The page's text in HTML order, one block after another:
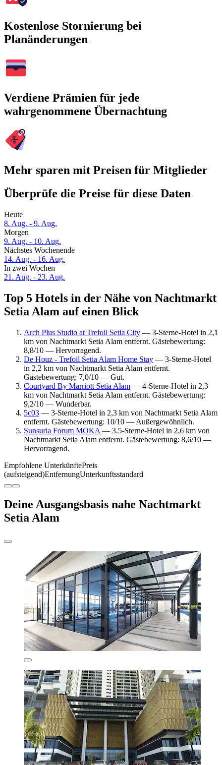
Kostenlose Stornierung bei
Planänderungen
Verdiene Prämien für jede
wahrgenommene Übernachtung
Mehr sparen mit Preisen für Mitglieder
Überprüfe die Preise für diese Daten
Heute
8. Aug. - 9. Aug.
Morgen
9. Aug. - 10. Aug.
Nächstes Wochenende
14. Aug. - 16. Aug.
In zwei Wochen
21. Aug. - 23. Aug.
Top 5 Hotels in der Nähe von Nachtmarkt
Setia Alam auf einen Blick
Arch Plus Studio at Trefoil Setia City — 3-Sterne-Hotel in 2,1
km von Nachtmarkt Setia Alam entfernt. Gästebewertung:
8,8/10 — Hervorragend.
De Houz - Trefoil Setia Alam Home Stay — 3-Sterne-Hotel
in 2,2 km von Nachtmarkt Setia Alam entfernt.
Gästebewertung: 7,0/10 — Gut.
Courtyard By Marriott Setia Alam — 4-Sterne-Hotel in 2,3
km von Nachtmarkt Setia Alam entfernt. Gästebewertung:
9,2/10 — Wunderbar.
5c03 — 3-Sterne-Hotel in 2,3 km von Nachtmarkt Setia Alam
entfernt. Gästebewertung: 10/10 — Außergewöhnlich.
Sunsuria Forum MOKA — 3.5-Sterne-Hotel in 2,6 km von
Nachtmarkt Setia Alam entfernt. Gästebewertung: 8,6/10 —
Hervorragend.
Empfohlene UnterkünftePreis
(aufsteigend)EntfernungUnterkunftsstandard
Deine Ausgangsbasis nahe Nachtmarkt
Setia Alam